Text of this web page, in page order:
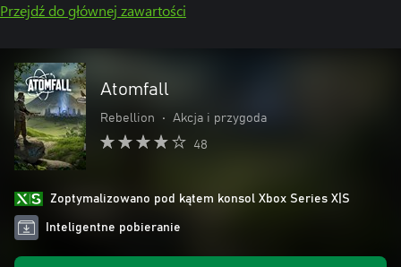
Przejdź do głównej zawartości
Atomfall
Rebellion • Akcja i przygoda
48
Zoptymalizowano pod kątem konsol Xbox Series X|S
Inteligentne pobieranie